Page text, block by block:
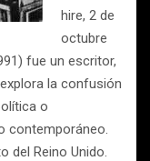
hire, 2 de
octubre
fue un escritor,
la confusión
o
contemporáneo.
del Reino Unido.